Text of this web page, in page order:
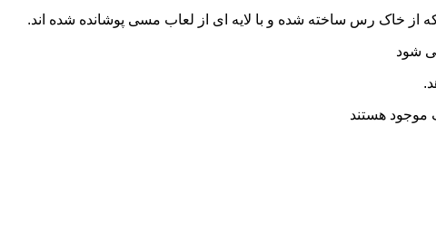
رس ساخته شده و با لایه ای از لعاب مسی پوشانده شده اند.
شود
هستند